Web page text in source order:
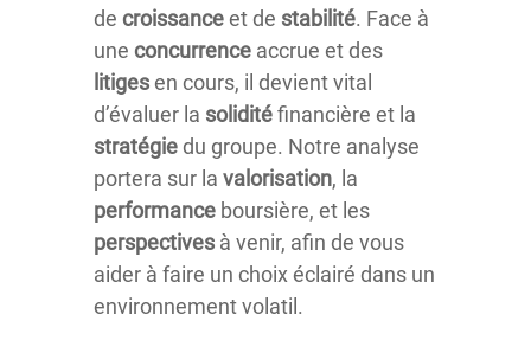
de croissanceet de stabilité. Face à
une concurrence accrue et des
litigesen cours, il devient vital
d’évaluer la soliditéfinancière et la
stratégie du groupe. Notre analyse
portera sur la valorisation, la
performance boursière, et les
perspectives à venir, afin de vous
aider à faire un choix éclairé dans un
environnement volatil.